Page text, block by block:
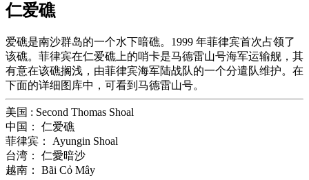
仁爱礁
爱礁是南沙群岛的一个水下暗礁。1999 年菲律宾首次占领了
该礁。菲律宾在仁爱礁上的哨卡是马德雷山号海军运输舰，其
有意在该礁搁浅，由菲律宾海军陆战队的一个分遣队维护。在
下面的详细图库中，可看到马德雷山号。
美国 : Second Thomas Shoal
中国： 仁爱礁
菲律宾： Ayungin Shoal
台湾： 仁愛暗沙
越南： Bãi Cỏ Mây